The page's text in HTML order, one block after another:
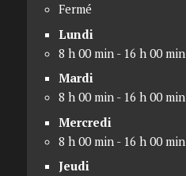
Fermé
Lundi
8 h 00 min - 16 h 00 min
Mardi
8 h 00 min - 16 h 00 min
Mercredi
8 h 00 min - 16 h 00 min
Jeudi